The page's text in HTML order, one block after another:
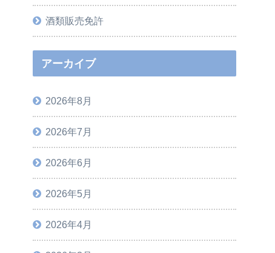
酒類販売免許
アーカイブ
2026年8月
2026年7月
2026年6月
2026年5月
2026年4月